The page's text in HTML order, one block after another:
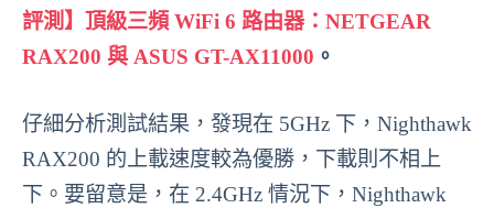
評測】頂級三頻 WiFi 6 路由器：NETGEAR
RAX200 與 ASUS GT-AX11000 。
仔細分析測試結果，發現在 5GHz 下，Nighthawk
RAX200 的上載速度較為優勝，下載則不相上
下。要留意是，在 2.4GHz 情況下，Nighthawk